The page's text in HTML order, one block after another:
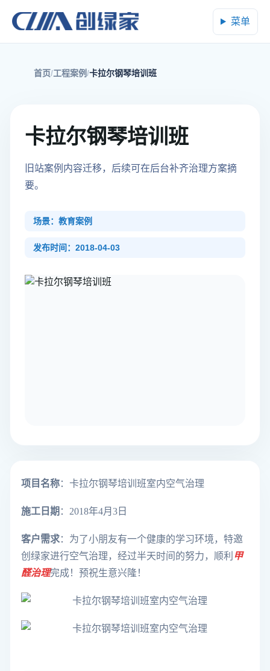
菜单
首页 工程案例 卡拉尔钢琴培训班
卡拉尔钢琴培训班
旧站案例内容迁移，后续可在后台补齐治理方案摘
要。
场景：教育案例
发布时间：2018-04-03
项目名称：卡拉尔钢琴培训班室内空气治理
施工日期 ：2018年4月3日
客户需求： 为了小朋友有一个健康的学习环境，特邀
创绿家进行空气治理，经过半天时间的努力，顺利 甲
醛治理完成！预祝生意兴隆！